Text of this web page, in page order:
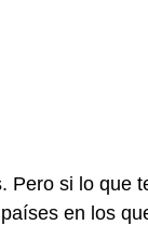
Pero si lo que
en los